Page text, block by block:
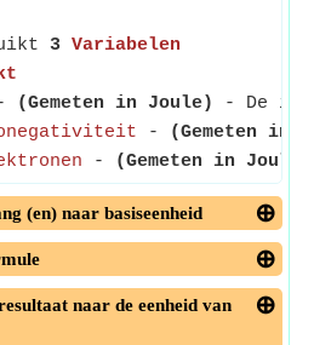
3 Variabelen
(Gemeten in Joule)
- De
-
(Gemeten in
- (Gemeten in Joule)
(en) naar basiseenheid
naar de eenheid van